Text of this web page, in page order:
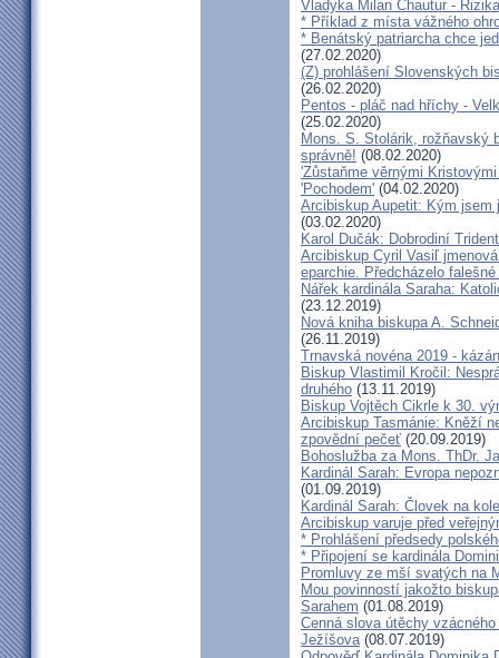
Vladyka Milan Chautur -
* Příklad z místa vážného
* Benátský patriarcha chce
(27.02.2020)
(Z) prohlášení Slovenských
(26.02.2020)
Pentos - pláč nad hříchy -
(25.02.2020)
Mons. S. Stolárik, rožňavský
správně! (08.02.2020)
'Zůstaňme věrnými
'Pochodem' (04.02.2020)
Arcibiskup Aupetit: Kým jsem
(03.02.2020)
Karol Dučák: Dobrodiní
Arcibiskup Cyril Vasiľ
eparchie. Předcházelo
Nářek kardinála Saraha:
(23.12.2019)
Nová kniha biskupa A.
(26.11.2019)
Trnavská novéna 2019 -
Biskup Vlastimil Kročil:
druhého (13.11.2019)
Biskup Vojtěch Cikrle k 30.
Arcibiskup Tasmánie: Kněží
zpovědní pečeť (20.09.2019)
Bohoslužba za Mons. ThDr.
Kardinál Sarah: Evropa
(01.09.2019)
Kardinál Sarah: Človek na
Arcibiskup varuje před
* Prohlášení předsedy
* Připojení se kardinála
Promluvy ze mší svatých na
Mou povinností jakožto
Sarahem (01.08.2019)
Cenná slova útěchy
Ježíšova(08.07.2019)